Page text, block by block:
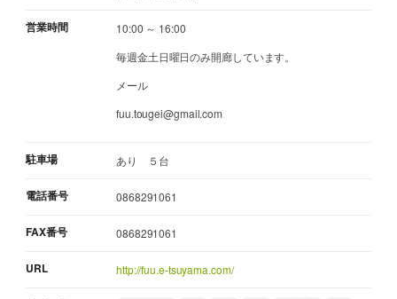
営業時間
10:00 ～ 16:00
毎週金土日曜日のみ開廊しています。
メール
fuu.tougei@gmail.com
駐車場 あり ５台
電話番号 0868291061
FAX番号 0868291061
URL http://fuu.e-tsuyama.com/